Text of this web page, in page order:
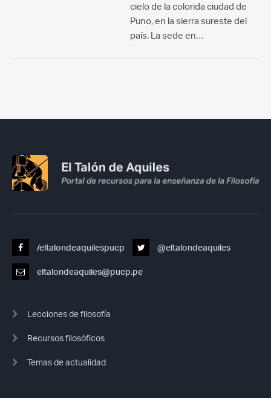
cielo de la colorida ciudad de
Puno, en la sierra sureste del
país. La sede en…
/eltalondeaquilespucp @eltalondeaquiles
eltalondeaquiles@pucp.pe
Lecciones de filosofía
Recursos filosóficos
Temas de actualidad